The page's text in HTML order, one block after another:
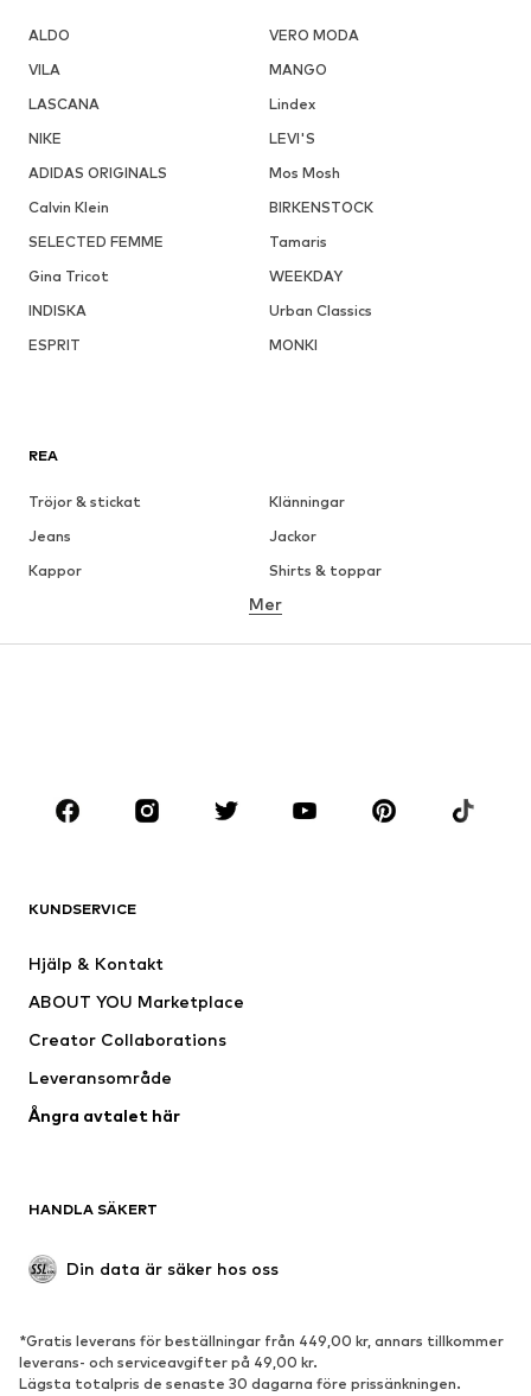
ALDO
VERO MODA
VILA
MANGO
LASCANA
Lindex
NIKE
LEVI'S
ADIDAS ORIGINALS
Mos Mosh
Calvin Klein
BIRKENSTOCK
SELECTED FEMME
Tamaris
Gina Tricot
WEEKDAY
INDISKA
Urban Classics
ESPRIT
MONKI
REA
Tröjor & stickat
Klänningar
Jeans
Jackor
Kappor
Shirts & toppar
Underkläder
Kjolar
Blusar & tunikor
Premium
Nytt
Underkläder
Kappor
Badkläder
Upcycling
Populärt
Sneakers
Stövletter
Mer
KUNDSERVICE
Hjälp & Kontakt
ABOUT YOU Marketplace
Creator Collaborations
Leveransområde
Ångra avtalet här
HANDLA SÄKERT
Din data är säker hos oss
*Gratis leverans för beställningar från 449,00 kr, annars tillkommer
leverans- och serviceavgifter på 49,00 kr.
Lägsta totalpris de senaste 30 dagarna före prissänkningen.